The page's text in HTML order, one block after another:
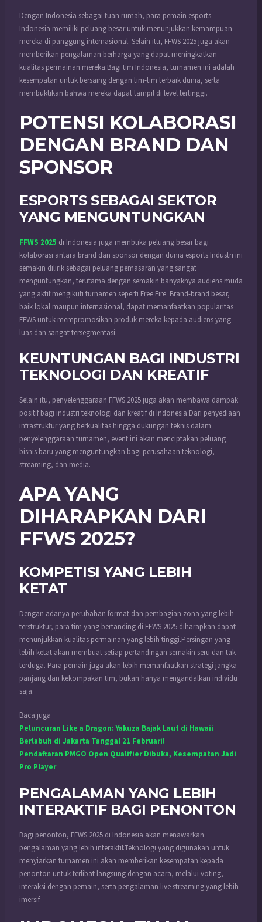
Dengan Indonesia sebagai tuan rumah, para pemain esports
Indonesia memiliki peluang besar untuk menunjukkan kemampuan
mereka di panggung internasional. Selain itu, FFWS 2025 juga akan
memberikan pengalaman berharga yang dapat meningkatkan
kualitas permainan mereka.Bagi tim Indonesia, turnamen ini adalah
kesempatan untuk bersaing dengan tim-tim terbaik dunia, serta
membuktikan bahwa mereka dapat tampil di level tertinggi.
POTENSI KOLABORASI
DENGAN BRAND DAN
SPONSOR
ESPORTS SEBAGAI SEKTOR
YANG MENGUNTUNGKAN
FFWS 2025 di Indonesia juga membuka peluang besar bagi
kolaborasi antara brand dan sponsor dengan dunia esports.Industri ini
semakin dilirik sebagai peluang pemasaran yang sangat
menguntungkan, terutama dengan semakin banyaknya audiens muda
yang aktif mengikuti turnamen seperti Free Fire. Brand-brand besar,
baik lokal maupun internasional, dapat memanfaatkan popularitas
FFWS untuk mempromosikan produk mereka kepada audiens yang
luas dan sangat tersegmentasi.
KEUNTUNGAN BAGI INDUSTRI
TEKNOLOGI DAN KREATIF
Selain itu, penyelenggaraan FFWS 2025 juga akan membawa dampak
positif bagi industri teknologi dan kreatif di Indonesia.Dari penyediaan
infrastruktur yang berkualitas hingga dukungan teknis dalam
penyelenggaraan turnamen, event ini akan menciptakan peluang
bisnis baru yang menguntungkan bagi perusahaan teknologi,
streaming, dan media.
APA YANG
DIHARAPKAN DARI
FFWS 2025?
KOMPETISI YANG LEBIH
KETAT
Dengan adanya perubahan format dan pembagian zona yang lebih
terstruktur, para tim yang bertanding di FFWS 2025 diharapkan dapat
menunjukkan kualitas permainan yang lebih tinggi.Persingan yang
lebih ketat akan membuat setiap pertandingan semakin seru dan tak
terduga. Para pemain juga akan lebih memanfaatkan strategi jangka
panjang dan kekompakan tim, bukan hanya mengandalkan individu
saja.
Baca juga
Peluncuran Like a Dragon: Yakuza Bajak Laut di Hawaii
Berlabuh di Jakarta Tanggal 21 Februari!
Pendaftaran PMGO Open Qualifier Dibuka, Kesempatan Jadi
Pro Player
PENGALAMAN YANG LEBIH
INTERAKTIF BAGI PENONTON
Bagi penonton, FFWS 2025 di Indonesia akan menawarkan
pengalaman yang lebih interaktif.Teknologi yang digunakan untuk
menyiarkan turnamen ini akan memberikan kesempatan kepada
penonton untuk terlibat langsung dengan acara, melalui voting,
interaksi dengan pemain, serta pengalaman live streaming yang lebih
imersif.